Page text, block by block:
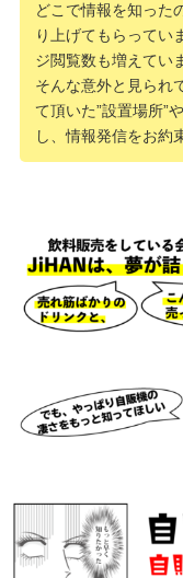
どこで情報を知った
り上げてもらってい
ジ閲覧数も増えてい
そんな意外と見られ
て頂いた”設置場所”
し、情報発信をお約